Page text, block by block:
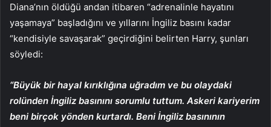
Diana’nın öldüğü andan itibaren “adrenalinle hayatını
yaşamaya” başladığını ve yıllarını İngiliz basını kadar
“kendisiyle savaşarak” geçirdiğini belirten Harry, şunları
söyledi:
“Büyük bir hayal kırıklığına uğradım ve bu olaydaki
rolünden İngiliz basınını sorumlu tuttum. Askeri kariyerim
beni birçok yönden kurtardı. Beni İngiliz basınının